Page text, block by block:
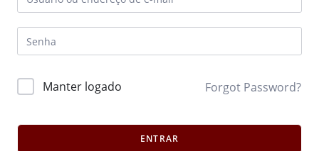
Manter logado Forgot Password?
ENTRAR